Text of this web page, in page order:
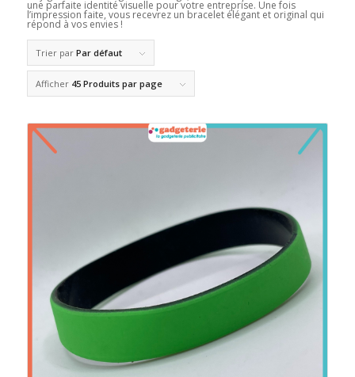
une parfaite identité visuelle pour votre entreprise. Une fois
l’impression faite, vous recevrez un bracelet élégant et original qui
répond à vos envies !
Trier par Par défaut
Afficher 45 Produits par page